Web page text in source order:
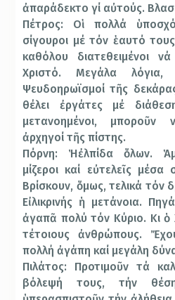
ἀπαράδεκτο γί αὐτούς.
Πέτρος: Οἱ πολλά
σίγουροι μέ τόν ἑαυτό
καθόλου διατεθειμένοι
Χριστό. Μεγάλα λόγια,
Ψευδοηρωϊσμοί τῆς
θέλει ἐργάτες μέ
μετανοημένοι, μποροῦν
ἀρχηγοί τῆς πίστης.
Πόρνη: Ἡ ἐλπίδα ὅλων.
μίζεροι καί εὐτελεῖς
Βρίσκουν, ὅμως, τελικά τόν
Εἰλικρινής ἡ μετάνοια.
ἀγαπᾶ πολύ τόν Κύριο. Κι
τέτοιους ἀνθρώπους.
πολλή ἀγάπη καί μεγάλη
Πιλάτος: Προτιμοῦν τά
βόλεψή τους, τήν